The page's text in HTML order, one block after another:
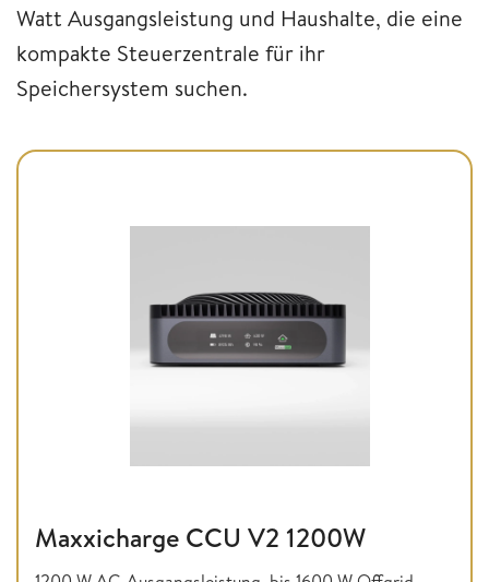
Watt Ausgangsleistung und Haushalte, die eine
kompakte Steuerzentrale für ihr
Speichersystem suchen.
Maxxicharge CCU V2 1200W